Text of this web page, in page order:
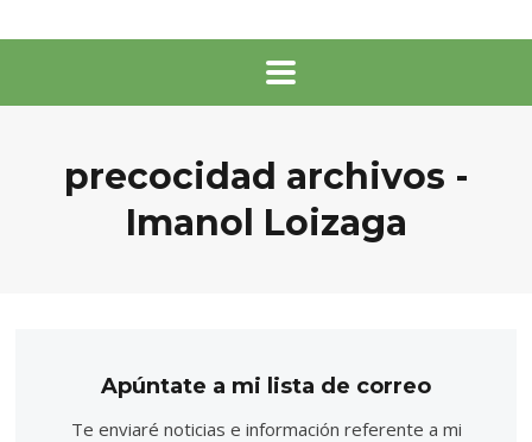
precocidad archivos -
Imanol Loizaga
Apúntate a mi lista de correo
Te enviaré noticias e información referente a mi